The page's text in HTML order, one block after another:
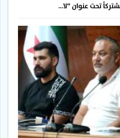
تحت عنوان “لا…